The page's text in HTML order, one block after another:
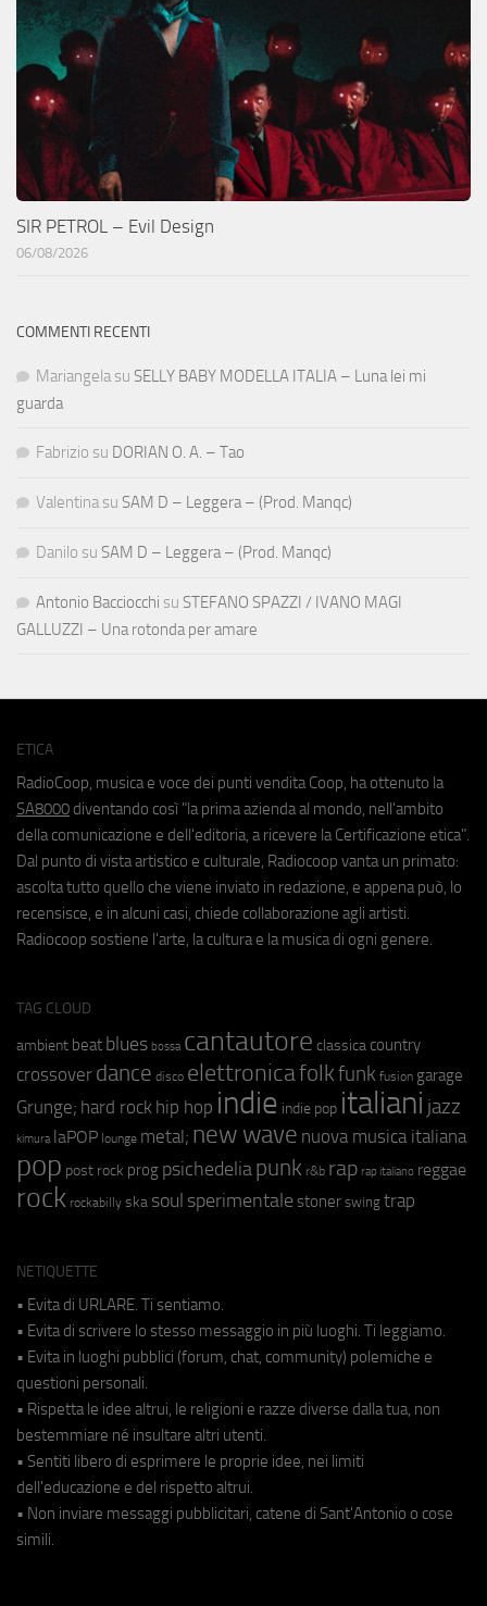
SIR PETROL – Evil Design
06/08/2026
COMMENTI RECENTI
Mariangela su SELLY BABY MODELLA ITALIA – Luna lei mi
guarda
Fabrizio su DORIAN O. A. – Tao
Valentina su SAM D – Leggera – (Prod. Manqc)
Danilo su SAM D – Leggera – (Prod. Manqc)
Antonio Bacciocchi su STEFANO SPAZZI / IVANO MAGI
GALLUZZI – Una rotonda per amare
ETICA
RadioCoop, musica e voce dei punti vendita Coop, ha ottenuto la
SA8000 diventando così "la prima azienda al mondo, nell'ambito
della comunicazione e dell'editoria, a ricevere la Certificazione etica".
Dal punto di vista artistico e culturale, Radiocoop vanta un primato:
ascolta tutto quello che viene inviato in redazione, e appena può, lo
recensisce, e in alcuni casi, chiede collaborazione agli artisti.
Radiocoop sostiene l'arte, la cultura e la musica di ogni genere.
TAG CLOUD
ambient beat blues bossa cantautore classica country
crossover dance disco elettronicafolkfunk fusion garage
Grunge; hard rock hip hop indie indie pop italiani jazz
kimura laPOP lounge metal; new wave nuova musica italiana
pop post rock prog psichedeliapunk r&b rap rap italiano reggae
rock rockabilly ska soul sperimentale stoner swing trap
NETIQUETTE
• Evita di URLARE. Ti sentiamo.
• Evita di scrivere lo stesso messaggio in più luoghi. Ti leggiamo.
• Evita in luoghi pubblici (forum, chat, community) polemiche e
questioni personali.
• Rispetta le idee altrui, le religioni e razze diverse dalla tua, non
bestemmiare né insultare altri utenti.
• Sentiti libero di esprimere le proprie idee, nei limiti
dell'educazione e del rispetto altrui.
• Non inviare messaggi pubblicitari, catene di Sant'Antonio o cose
simili.